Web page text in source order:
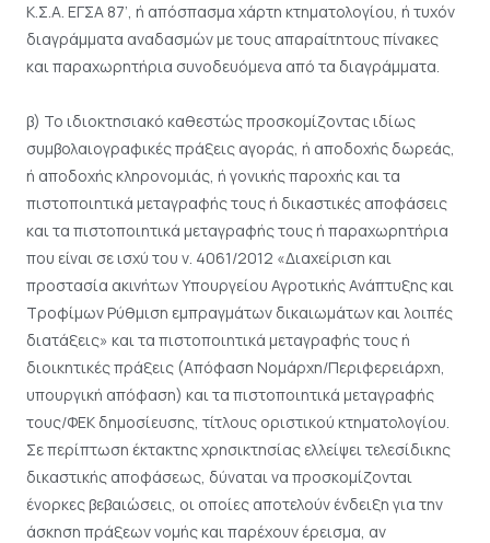
Κ.Σ.Α. ΕΓΣΑ 87’, ή απόσπασμα χάρτη κτηματολογίου, ή τυχόν
διαγράμματα αναδασμών με τους απαραίτητους πίνακες
και παραχωρητήρια συνοδευόμενα από τα διαγράμματα.
β) Το ιδιοκτησιακό καθεστώς προσκομίζοντας ιδίως
συμβολαιογραφικές πράξεις αγοράς, ή αποδοχής δωρεάς,
ή αποδοχής κληρονομιάς, ή γονικής παροχής και τα
πιστοποιητικά μεταγραφής τους ή δικαστικές αποφάσεις
και τα πιστοποιητικά μεταγραφής τους ή παραχωρητήρια
που είναι σε ισχύ του ν. 4061/2012 «Διαχείριση και
προστασία ακινήτων Υπουργείου Αγροτικής Ανάπτυξης και
Τροφίμων Ρύθμιση εμπραγμάτων δικαιωμάτων και λοιπές
διατάξεις» και τα πιστοποιητικά μεταγραφής τους ή
διοικητικές πράξεις (Απόφαση Νομάρχη/Περιφερειάρχη,
υπουργική απόφαση) και τα πιστοποιητικά μεταγραφής
τους/ΦΕΚ δημοσίευσης, τίτλους οριστικού κτηματολογίου.
Σε περίπτωση έκτακτης χρησικτησίας ελλείψει τελεσίδικης
δικαστικής αποφάσεως, δύναται να προσκομίζονται
ένορκες βεβαιώσεις, οι οποίες αποτελούν ένδειξη για την
άσκηση πράξεων νομής και παρέχουν έρεισμα, αν